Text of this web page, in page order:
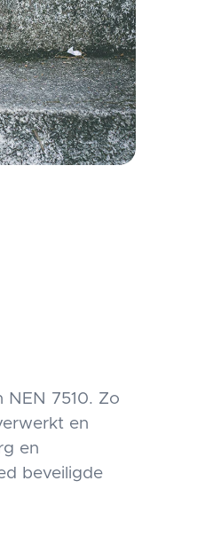
NEN 7510. Zo
en
en
beveiligde